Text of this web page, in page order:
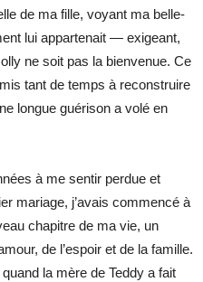
de ma fille, voyant ma belle-
lui appartenait — exigeant,
ne soit pas la bienvenue. Ce
tant de temps à reconstruire
longue guérison a volé en
à me sentir perdue et
mariage, j’avais commencé à
chapitre de ma vie, un
de l’espoir et de la famille.
la mère de Teddy a fait